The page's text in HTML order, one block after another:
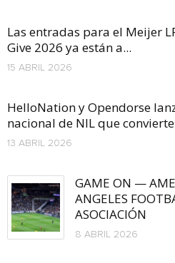
Las entradas para el Meijer
Give 2026 ya están a...
15 ABRIL 2026
HelloNation y Opendorse
nacional de NIL que
13 ABRIL 2026
GAME ON —
ANGELES
ASOCIACIÓN
8 ABRIL 2026